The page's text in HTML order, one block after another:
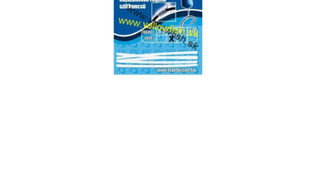
BIŽUTERIA-DOPLNKY